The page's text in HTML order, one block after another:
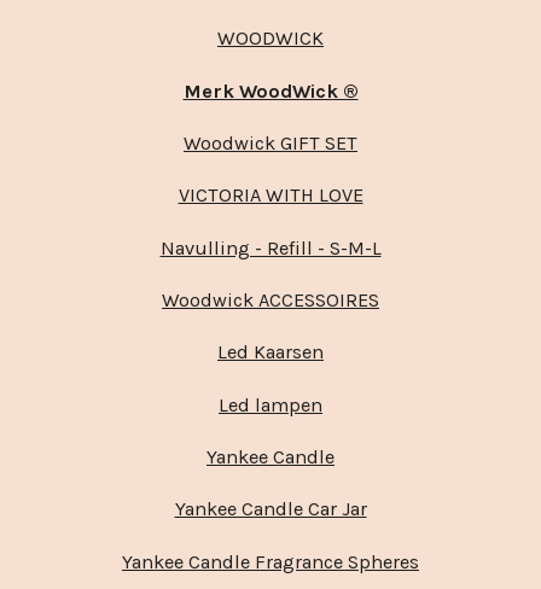
WOODWICK
Merk WoodWick ®
Woodwick GIFT SET
VICTORIA WITH LOVE
Navulling - Refill - S-M-L
Woodwick ACCESSOIRES
Led Kaarsen
Led lampen
Yankee Candle
Yankee Candle Car Jar
Yankee Candle Fragrance Spheres